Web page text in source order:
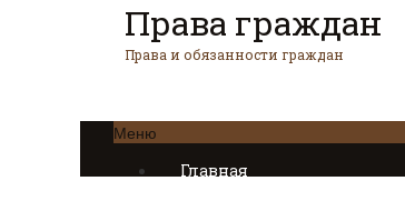
Права граждан
Права и обязанности граждан
Меню
Главная